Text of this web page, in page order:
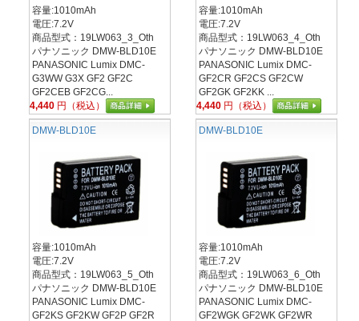
容量:1010mAh
電圧:7.2V
商品型式：19LW063_3_Oth
パナソニック DMW-BLD10E
PANASONIC Lumix DMC-
G3WW G3X GF2 GF2C
GF2CEB GF2CG...
4,440 円（税込）
容量:1010mAh
電圧:7.2V
商品型式：19LW063_4_Oth
パナソニック DMW-BLD10E
PANASONIC Lumix DMC-
GF2CR GF2CS GF2CW
GF2GK GF2KK ...
4,440 円（税込）
DMW-BLD10E
容量:1010mAh
電圧:7.2V
商品型式：19LW063_5_Oth
パナソニック DMW-BLD10E
PANASONIC Lumix DMC-
GF2KS GF2KW GF2P GF2R
DMW-BLD10E
容量:1010mAh
電圧:7.2V
商品型式：19LW063_6_Oth
パナソニック DMW-BLD10E
PANASONIC Lumix DMC-
GF2WGK GF2WK GF2WR